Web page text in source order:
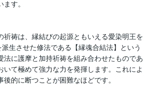
す。
祷は、縁結びの起源ともいえる愛染明王を
生させた修法である【縁魂合結法】という
法に護摩と加持祈祷を組み合わせたものであ
いて極めて強力な力を発揮します。これによ
的に断つことが困難なほどです。